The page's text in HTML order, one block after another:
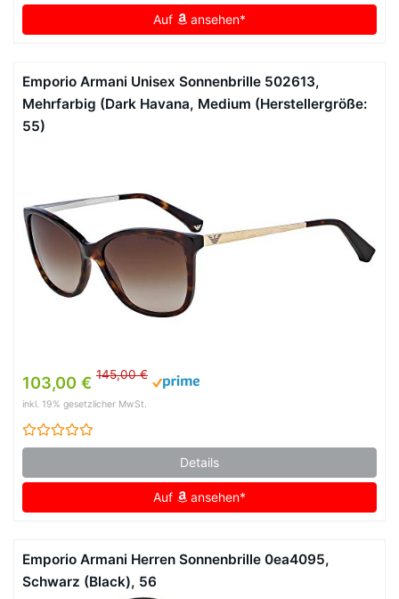
Auf ansehen*
Emporio Armani Unisex Sonnenbrille 502613,
Mehrfarbig (Dark Havana, Medium (Herstellergröße:
55)
103,00 € 145,00 €
inkl. 19% gesetzlicher MwSt.
Details
Auf ansehen*
Emporio Armani Herren Sonnenbrille 0ea4095,
Schwarz (Black), 56